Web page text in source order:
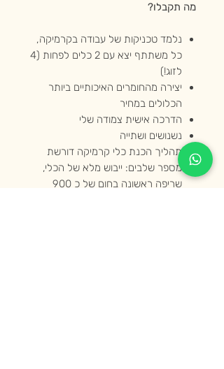
מה תקבלו?
נלמד טכניקות של עבודה בקרמיקה,
כל משתתף יצא עם 2 כלים לפחות (4
לזוג!)
יצירה מהחומרים האיכותיים ביותר
הכלולים במחיר
הדרכה אישית צמודה שלי
נשנושים ושתייה
תהליך הכנת כלי קרמיקה דורשת
מספר שלבים: ייבוש מלא של הכלי,
שריפה ראשונה בחום של כ 900